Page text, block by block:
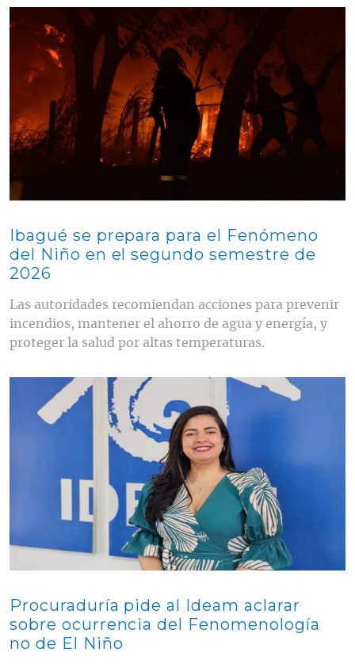
Contenido multimedia principal
Ibagué se prepara para el Fenómeno
del Niño en el segundo semestre de
2026
Las autoridades recomiendan acciones para prevenir
incendios, mantener el ahorro de agua y energía, y
proteger la salud por altas temperaturas.
Contenido multimedia principal
Procuraduría pide al Ideam aclarar
sobre ocurrencia del Fenomenología
no de El Niño